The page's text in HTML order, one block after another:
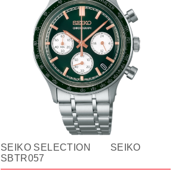
SEIKO SELECTION SEIKO
SBTR057